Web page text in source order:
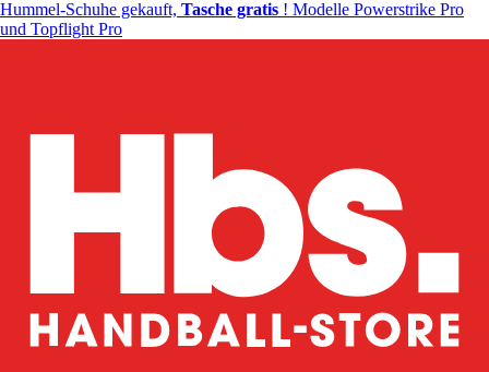
Hummel-Schuhe gekauft, Tasche gratis ! Modelle Powerstrike Pro
und Topflight Pro